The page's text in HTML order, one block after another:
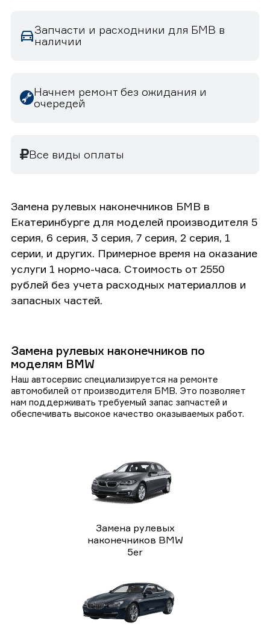
Запчасти и расходники для БМВ в
наличии
Начнем ремонт без ожидания и
очередей
Все виды оплаты
Замена рулевых наконечников БМВ в
Екатеринбурге для моделей производителя 5
серия, 6 серия, 3 серия, 7 серия, 2 серия, 1
серии, и других. Примерное время на оказание
услуги 1 нормо-часа. Стоимость от 2550
рублей без учета расходных материаллов и
запасных частей.
Замена рулевых наконечников по
моделям BMW
Наш автосервис специализируется на ремонте
автомобилей от производителя БМВ. Это позволяет
нам поддерживать требуемый запас запчастей и
обеспечивать высокое качество оказываемых работ.
Замена рулевых
наконечников BMW
5er